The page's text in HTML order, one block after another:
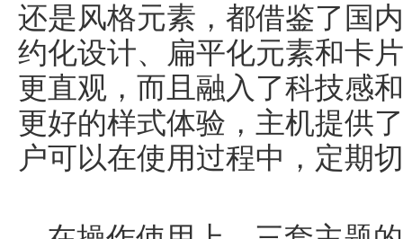
还是风格元素，都借鉴了国
约化设计、扁平化元素和卡
更直观，而且融入了科技感
更好的样式体验，主机提供
户可以在使用过程中，定期